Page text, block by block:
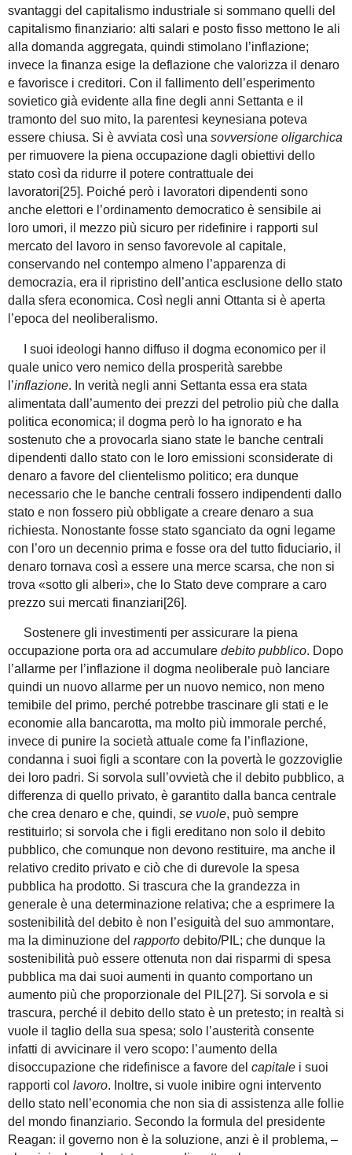
svantaggi del capitalismo industriale si sommano quelli del
capitalismo finanziario: alti salari e posto fisso mettono le ali
alla domanda aggregata, quindi stimolano l’inflazione;
invece la finanza esige la deflazione che valorizza il denaro
e favorisce i creditori. Con il fallimento dell’esperimento
sovietico già evidente alla fine degli anni Settanta e il
tramonto del suo mito, la parentesi keynesiana poteva
essere chiusa. Si è avviata così una sovversione oligarchica
per rimuovere la piena occupazione dagli obiettivi dello
stato così da ridurre il potere contrattuale dei
lavoratori[25]. Poiché però i lavoratori dipendenti sono
anche elettori e l’ordinamento democratico è sensibile ai
loro umori, il mezzo più sicuro per ridefinire i rapporti sul
mercato del lavoro in senso favorevole al capitale,
conservando nel contempo almeno l’apparenza di
democrazia, era il ripristino dell’antica esclusione dello stato
dalla sfera economica. Così negli anni Ottanta si è aperta
l’epoca del neoliberalismo.
I suoi ideologi hanno diffuso il dogma economico per il
quale unico vero nemico della prosperità sarebbe
l’inflazione. In verità negli anni Settanta essa era stata
alimentata dall’aumento dei prezzi del petrolio più che dalla
politica economica; il dogma però lo ha ignorato e ha
sostenuto che a provocarla siano state le banche centrali
dipendenti dallo stato con le loro emissioni sconsiderate di
denaro a favore del clientelismo politico; era dunque
necessario che le banche centrali fossero indipendenti dallo
stato e non fossero più obbligate a creare denaro a sua
richiesta. Nonostante fosse stato sganciato da ogni legame
con l’oro un decennio prima e fosse ora del tutto fiduciario, il
denaro tornava così a essere una merce scarsa, che non si
trova «sotto gli alberi», che lo Stato deve comprare a caro
prezzo sui mercati finanziari[26].
Sostenere gli investimenti per assicurare la piena
occupazione porta ora ad accumulare debito pubblico. Dopo
l’allarme per l’inflazione il dogma neoliberale può lanciare
quindi un nuovo allarme per un nuovo nemico, non meno
temibile del primo, perché potrebbe trascinare gli stati e le
economie alla bancarotta, ma molto più immorale perché,
invece di punire la società attuale come fa l’inflazione,
condanna i suoi figli a scontare con la povertà le gozzoviglie
dei loro padri. Si sorvola sull’ovvietà che il debito pubblico, a
differenza di quello privato, è garantito dalla banca centrale
che crea denaro e che, quindi, se vuole, può sempre
restituirlo; si sorvola che i figli ereditano non solo il debito
pubblico, che comunque non devono restituire, ma anche il
relativo credito privato e ciò che di durevole la spesa
pubblica ha prodotto. Si trascura che la grandezza in
generale è una determinazione relativa; che a esprimere la
sostenibilità del debito è non l’esiguità del suo ammontare,
ma la diminuzione del rapporto debito/PIL; che dunque la
sostenibilità può essere ottenuta non dai risparmi di spesa
pubblica ma dai suoi aumenti in quanto comportano un
aumento più che proporzionale del PIL[27]. Si sorvola e si
trascura, perché il debito dello stato è un pretesto; in realtà si
vuole il taglio della sua spesa; solo l’austerità consente
infatti di avvicinare il vero scopo: l’aumento della
disoccupazione che ridefinisce a favore del capitale i suoi
rapporti col lavoro. Inoltre, si vuole inibire ogni intervento
dello stato nell’economia che non sia di assistenza alle follie
del mondo finanziario. Secondo la formula del presidente
Reagan: il governo non è la soluzione, anzi è il problema, –